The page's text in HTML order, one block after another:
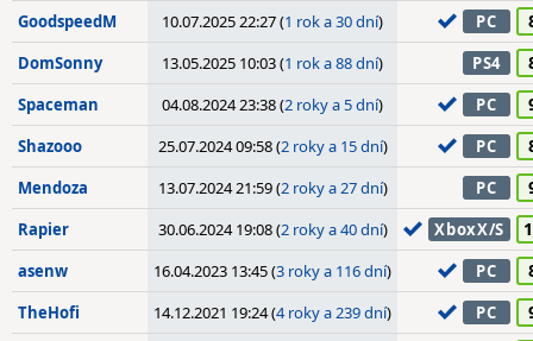
GoodspeedM 10.07.2025 22:27 (1 rok a 30 dní) PC
DomSonny 13.05.2025 10:03 (1 rok a 88 dní) PS4
Spaceman 04.08.2024 23:38 (2 roky a 5 dní) PC
Shazooo 25.07.2024 09:58 (2 roky a 15 dní) PC
Mendoza 13.07.2024 21:59 (2 roky a 27 dní) PC
Rapier 30.06.2024 19:08 (2 roky a 40 dní) XboxX/S
asenw 16.04.2023 13:45 (3 roky a 116 dní) PC
TheHofi 14.12.2021 19:24 (4 roky a 239 dní) PC